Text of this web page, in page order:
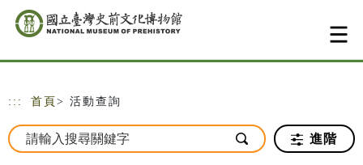
跳到主要內容
網站導覽
::: 首頁 > 活動查詢
進階